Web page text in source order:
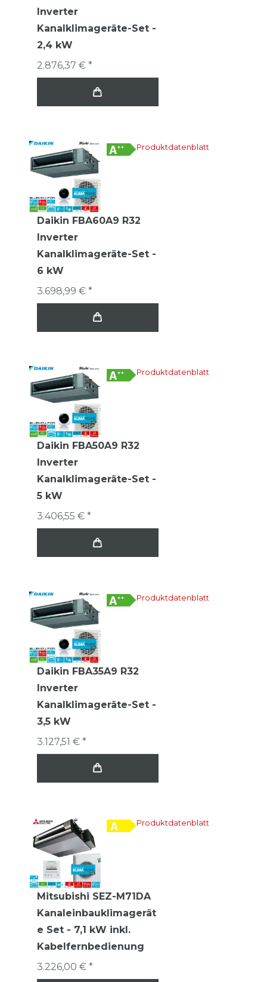
Inverter
Kanalklimageräte-Set -
2,4 kW
2.876,37 € *
Produktdatenblatt
Daikin FBA60A9 R32
Inverter
Kanalklimageräte-Set -
6 kW
3.698,99 € *
Produktdatenblatt
Daikin FBA50A9 R32
Inverter
Kanalklimageräte-Set -
5 kW
3.406,55 € *
Produktdatenblatt
Daikin FBA35A9 R32
Inverter
Kanalklimageräte-Set -
3,5 kW
3.127,51 € *
Produktdatenblatt
Mitsubishi SEZ-M71DA
Kanaleinbauklimagerät
e Set - 7,1 kW inkl.
Kabelfernbedienung
3.226,00 € *